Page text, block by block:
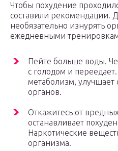
Чтобы похудение
составили рекомендации.
необязательно изнурять
ежедневными
Пейте больше воды.
с голодом и
метаболизм, улучшает
органов.
Откажитесь от
останавливает
Наркотические
организма.